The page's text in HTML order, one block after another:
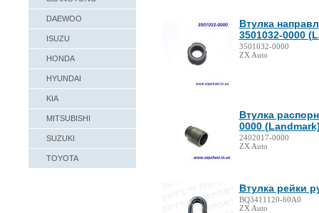
DAEWOO
ISUZU
HONDA
HYUNDAI
KIA
MITSUBISHI
SUZUKI
TOYOTA
Втулка
3501032-0000
3501032-0000
ZX Auto
Втулка
0000
2402017-0000
ZX Auto
Втулка рейки
BQ3411120-60A0
ZX Auto